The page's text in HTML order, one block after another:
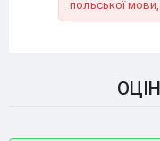
польської